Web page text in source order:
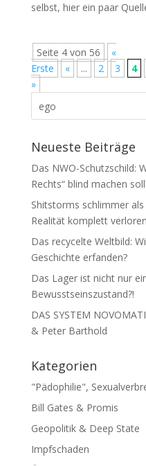
selbst, hier ein paar
Seite 4 von 56
«
Erste
« ... 2 3 4
»
Neueste Beiträge
Das NWO-Schutzschild:
Rechts“ blind machen
Shitstorms schlimmer
Realität komplett
Das recycelte Weltbild:
Geschichte erfanden?
Das Lager ist nicht nur
Bewusstseinszustand?!
DAS SYSTEM
& Peter Barthold
Kategorien
"Pädophilie",
Bill Gates & Promis
Geopolitik & Deep State
Impfschaden